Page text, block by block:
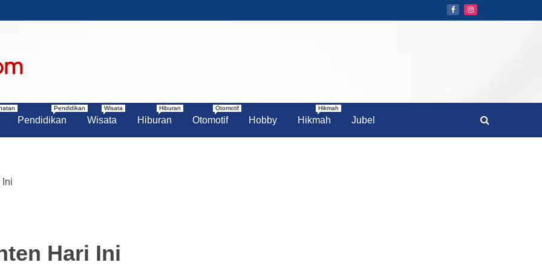
Pendidikan
Pendidikan
Wisata
Wisata
Hiburan
Hiburan
Otomotif
Otomotif
Hobby Hikmah
Hikmah
Jubel
Ini
Hari Ini